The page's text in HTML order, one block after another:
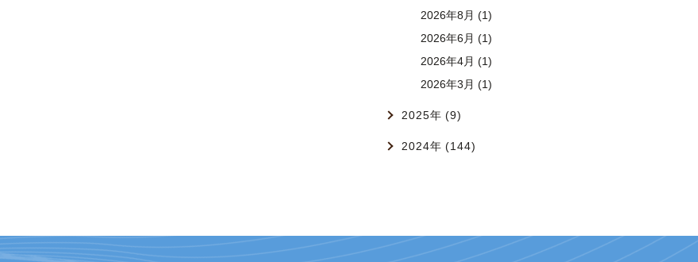
2026年8月 (1)
2026年6月 (1)
2026年4月 (1)
2026年3月 (1)
2025年 (9)
2024年 (144)